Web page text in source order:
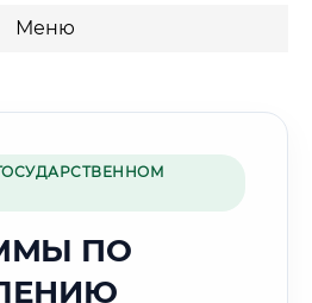
Меню
обучения "Судебная экспертиза"
обучения "Экспертиза"
ПО